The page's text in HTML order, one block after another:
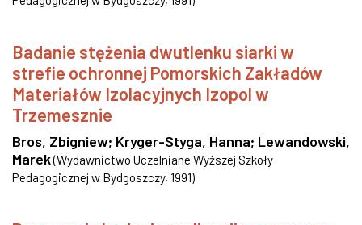
Badanie stężenia dwutlenku siarki w
strefie ochronnej Pomorskich Zakładów
Materiałów Izolacyjnych Izopol w
Trzemesznie
Bros, Zbigniew; Kryger-Styga, Hanna; Lewandowski,
Marek(Wydawnictwo Uczelniane Wyższej Szkoły
Pedagogicznej w Bydgoszczy, 1991)